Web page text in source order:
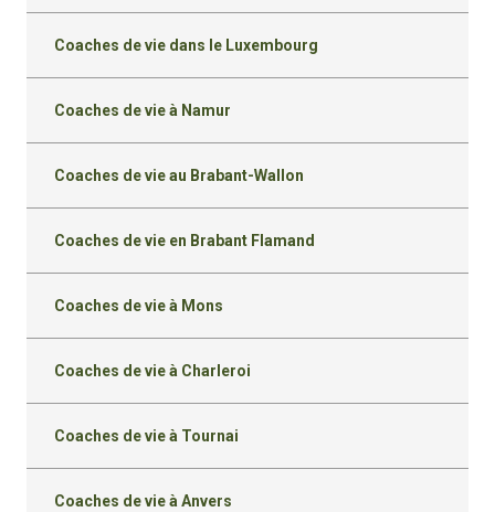
Coaches de vie dans le Luxembourg
Coaches de vie à Namur
Coaches de vie au Brabant-Wallon
Coaches de vie en Brabant Flamand
Coaches de vie à Mons
Coaches de vie à Charleroi
Coaches de vie à Tournai
Coaches de vie à Anvers